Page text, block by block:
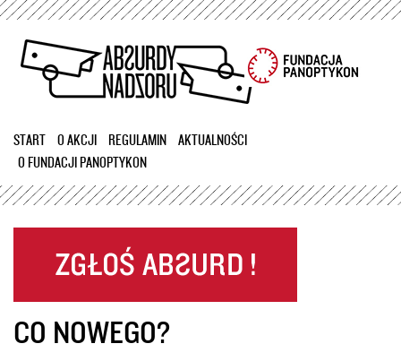
Przejdź
treści
START O AKCJI REGULAMIN
AKTUALNOŚCI
O FUNDACJI PANOPTYKON
CO NOWEGO?